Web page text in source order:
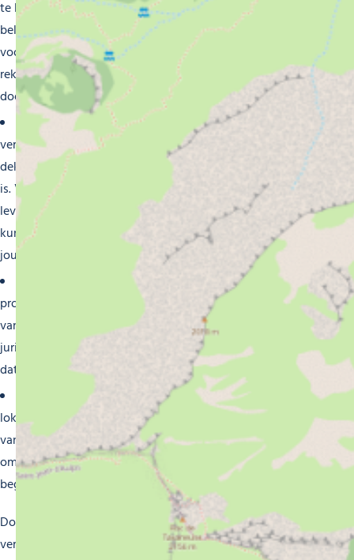
te beheren. Ze geven je persoonlijk advies over hoe je je
beleggingen kunt optimaliseren, je pensioen kunt
voorbereiden of je projecten kunt financieren, waarbij ze
rekening houden met je persoonlijke situatie en
doelstellingen.
Verzekeringen op maat
verzekeringsmaatschappijen bieden een breed scala aan
dekkingen om te beschermen wat voor jou het belangrijkst
is. Van woonhuis- en autoverzekeringen tot ziektekosten-,
levens- en wettelijke aansprakelijkheidsverzekeringen, wij
kunnen je helpen om de verzekering te vinden die past bij
jouw behoeften en budget.
Professionele bescherming
: Voor ondernemers en
professionals bieden we verzekeringsoplossingen op maat
van uw bedrijf. Van multi-risk bedrijfsverzekeringen tot
juridische bescherming en noodplannen, wij zorgen ervoor
dat uw bedrijf beschermd is tegen alle gevaren.
Nabijheid en toegankelijkheid
: Door te kiezen voor
lokale banken en verzekeringsmaatschappijen profiteer je
van een lokale service met adviseurs die beschikbaar zijn
om je persoonlijk te ontmoeten, je specifieke behoeften
begrijpen en snel reageren op je verzoeken.
Door samen te werken met onze banken en
verzekeringsmaatschappijen in Morzine profiteer je van :